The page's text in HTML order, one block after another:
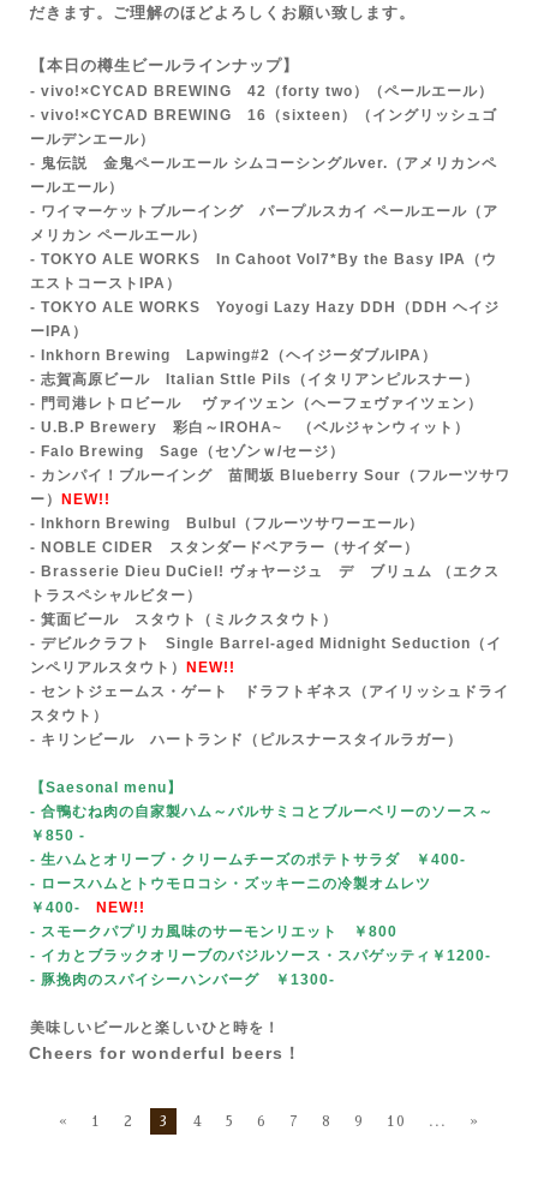
だきます。ご理解のほどよろしくお願い致します。
【本日の樽生ビールラインナップ】
- vivo!×CYCAD BREWING 42（forty two）
（ペールエール）
- vivo!×CYCAD BREWING 16（sixteen）（イングリッシュゴ
ールデンエール）
- 鬼伝説 金鬼ペールエール シムコーシングルver. （アメリカンペ
ールエール）
- ワイマーケットブルーイング パープルスカイ ペールエール（ア
メリカン ペールエール）
- TOKYO ALE WORKS In Cahoot Vol7*By the Basy IPA（ウ
エストコーストIPA）
- TOKYO ALE WORKS Yoyogi Lazy Hazy DDH
（DDH ヘイジ
ーIPA）
- Inkhorn Brewing Lapwing#2（ヘイジーダブルIPA）
- 志賀高原ビール Italian Sttle Pils（イタリアンピルスナー）
- 門司港レトロビール ヴァイツェン（ヘーフェヴァイツェン）
- U.B.P Brewery 彩白～IROHA~ （ベルジャンウィット）
- Falo Brewing Sage （セゾンｗ/セージ）
- カンパイ！ブルーイング 苗間坂 Blueberry Sour（フルーツサワ
ー）
NEW!!
- Inkhorn Brewing Bulbul（フルーツサワーエール）
- NOBLE CIDER スタンダードベアラー（サイダー）
- Brasserie Dieu DuCiel! ヴォヤージュ デ ブリュム （エクス
トラスペシャルビター）
- 箕面ビール スタウト（ミルクスタウト）
- デビルクラフト Single Barrel-aged Midnight Seduction（イ
ンペリアルスタウト）
NEW!!
- セントジェームス・ゲート ドラフトギネス（アイリッシュドライ
スタウト）
- キリンビール ハートランド（ピルスナースタイルラガー）
【Saesonal menu 】
- 合鴨むね肉の自家製ハム～バルサミコとブルーベリーのソース～
￥850 -
- 生ハムとオリーブ・クリームチーズのポテトサラダ ￥400-
- ロースハムとトウモロコシ・ズッキーニの冷製オムレツ
￥400-
NEW!!
- スモークパプリカ風味のサーモンリエット ￥800
- イカとブラックオリーブのバジルソース・スパゲッティ￥1200-
- 豚挽肉のスパイシーハンバーグ ￥1300-
美味しいビールと楽しいひと時を！
Cheers for wonderful beers！
« 1 2 3 4 5 6 7 8 9 10 ... »